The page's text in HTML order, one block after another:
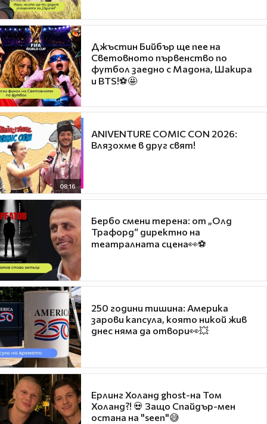
Джъстин Бийбър ще пее на
Световното първенство по
футбол заедно с Мадона, Шакира
и BTS!⚽🤩
08:16
ANIVENTURE COMIC CON 2026:
Влязохме в друг свят!
Бербо смени терена: от „Олд
Трафорд“ директно на
театралната сцена👀⚽
250 години тишина: Америка
зарови капсула, която никой жив
днес няма да отвори👀💥
Ерлинг Холанд ghost-на Том
Холанд?! 💀 Защо Спайдър-мен
остана на "seen"😅